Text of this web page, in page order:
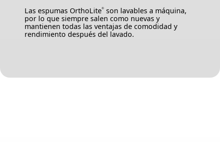
Las espumas OrthoLite® son lavables a máquina,
por lo que siempre salen como nuevas y
mantienen todas las ventajas de comodidad y
rendimiento después del lavado.